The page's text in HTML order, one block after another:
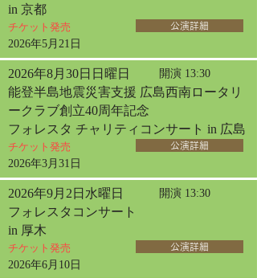
in 京都
チケット発売
2026年5月21日
公演詳細
2026年8月30日日曜日 開演 13:30
能登半島地震災害支援 広島西南ロータリ
ークラブ創立40周年記念
フォレスタ チャリティコンサート in 広島
チケット発売
2026年3月31日
公演詳細
2026年9月2日水曜日 開演 13:30
フォレスタコンサート
in 厚木
チケット発売
2026年6月10日
公演詳細